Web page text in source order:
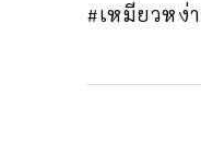
#เหมียวหง่